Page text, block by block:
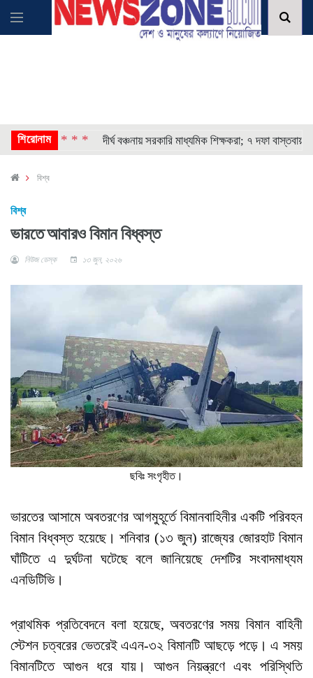
শিরোনাম
* * * * দীর্ঘ বঞ্চনায় সরকারি মাধ্যমিক শিক্ষকরা; ৭ দফা বাস্তবায়নের দাবি
বিশ্ব
বিশ্ব
ভারতে আবারও বিমান বিধ্বস্ত
নিউজ ডেস্ক ১৩ জুন, ২০২৬
ছবিঃ সংগৃহীত।
ভারতের আসামে অবতরণের আগমুহূর্তে বিমানবাহিনীর একটি পরিবহন
বিমান বিধ্বস্ত হয়েছে। শনিবার (১৩ জুন) রাজ্যের জোরহাট বিমান
ঘাঁটিতে এ দুর্ঘটনা ঘটেছে বলে জানিয়েছে দেশটির সংবাদমাধ্যম
এনডিটিভি।
প্রাথমিক প্রতিবেদনে বলা হয়েছে, অবতরণের সময় বিমান বাহিনী
স্টেশন চত্বরের ভেতরেই এএন-৩২ বিমানটি আছড়ে পড়ে। এ সময়
বিমানটিতে আগুন ধরে যায়। আগুন নিয়ন্ত্রণে এবং পরিস্থিতি